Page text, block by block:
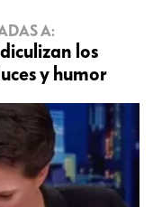
A:
los
y humor